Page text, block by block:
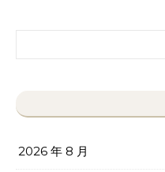
2026 年 8 月